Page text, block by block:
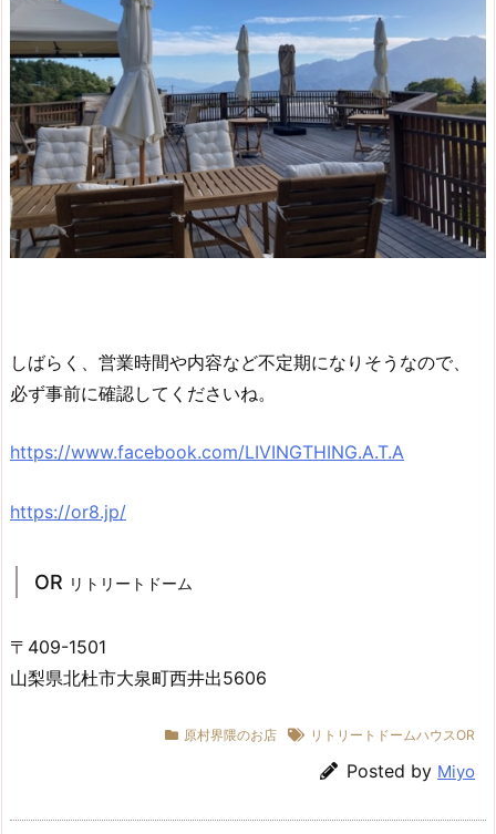
しばらく、営業時間や内容など不定期になりそうなので、
必ず事前に確認してくださいね。
https://www.facebook.com/LIVINGTHING.A.T.A
https://or8.jp/
OR リトリートドーム
〒409-1501
山梨県北杜市大泉町西井出5606
原村界隈のお店 リトリートドームハウスOR
Posted by Miyo